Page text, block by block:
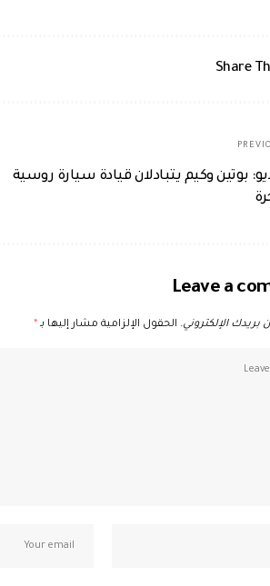
Share
بوتين وكيم يتبادلان قيادة سيارة روسية
Leave a
بريدك الإلكتروني. الحقول الإلزامية مشار إليها بـ*